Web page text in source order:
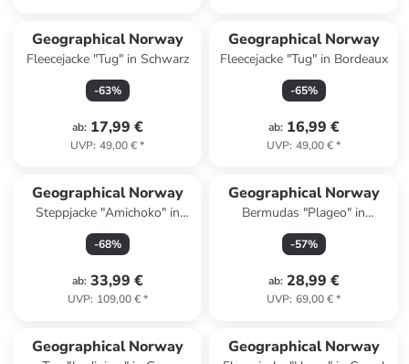
Geographical Norway
Fleecejacke "Tug" in Schwarz
-63%
ab: 17,99 €
UVP: 49,00 €*
Geographical Norway
Fleecejacke "Tug" in Bordeaux
-65%
ab: 16,99 €
UVP: 49,00 €*
Geographical Norway
Steppjacke "Amichoko" in
Anthrazit
-68%
ab: 33,99 €
UVP: 109,00 €*
Geographical Norway
Bermudas "Plageo" in
Dunkelblau
-57%
ab: 28,99 €
UVP: 69,00 €*
Geographical Norway Geographical Norway